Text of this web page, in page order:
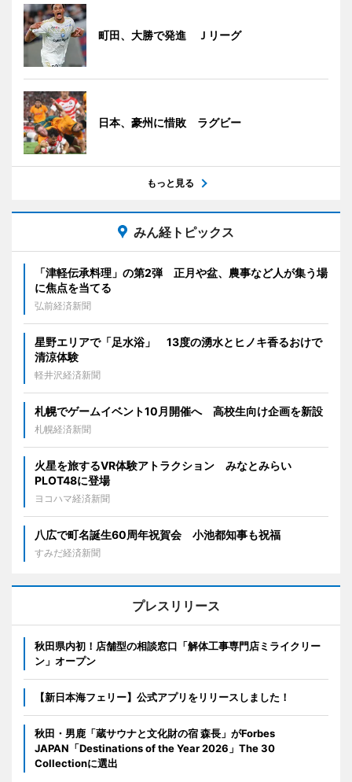
町田、大勝で発進 Ｊリーグ
日本、豪州に惜敗 ラグビー
もっと見る
みん経トピックス
「津軽伝承料理」の第2弾 正月や盆、農事など人が集う場
に焦点を当てる
弘前経済新聞
星野エリアで「足水浴」 13度の湧水とヒノキ香るおけで
清涼体験
軽井沢経済新聞
札幌でゲームイベント10月開催へ 高校生向け企画を新設
札幌経済新聞
火星を旅するVR体験アトラクション みなとみらい
PLOT48に登場
ヨコハマ経済新聞
八広で町名誕生60周年祝賀会 小池都知事も祝福
すみだ経済新聞
プレスリリース
秋田県内初！店舗型の相談窓口「解体工事専門店ミライクリー
ン」オープン
【新日本海フェリー】公式アプリをリリースしました！
秋田・男鹿「蔵サウナと文化財の宿 森長」がForbes
JAPAN「Destinations of the Year 2026」The 30
Collectionに選出